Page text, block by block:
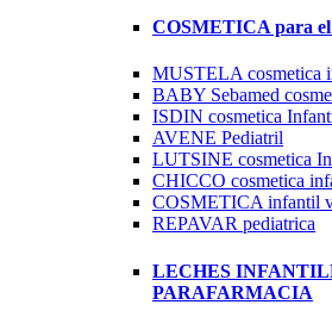
COSMETICA para
MUSTELA cosmetica
BABY Sebamed
ISDIN cosmetica
AVENE Pediatril
LUTSINE cosmetica
CHICCO cosmetica
COSMETICA infantil
REPAVAR pediatrica
LECHES
PARAFARMACIA